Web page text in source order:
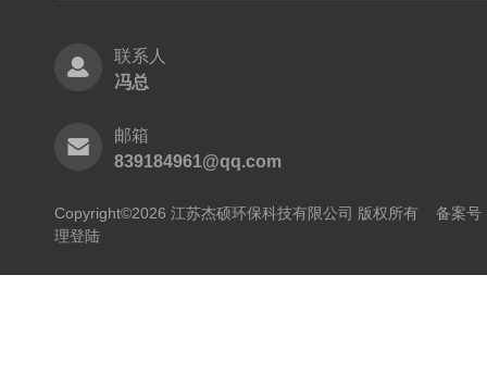
联系人
冯总
邮箱
839184961@qq.com
Copyright©2026 江苏杰硕环保科技有限公司 版权所有 备案号
理登陆